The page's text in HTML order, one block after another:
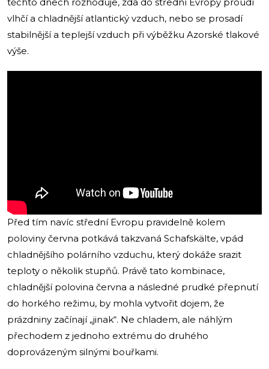
vlhčí a chladnější atlantický vzduch, nebo se prosadí
stabilnější a teplejší vzduch při výběžku Azorské tlakové
výše.
Před tím navíc střední Evropu pravidelně kolem
poloviny června potkává takzvaná Schafskälte, vpád
chladnějšího polárního vzduchu, který dokáže srazit
teploty o několik stupňů. Právě tato kombinace,
chladnější polovina června a následné prudké přepnutí
do horkého režimu, by mohla vytvořit dojem, že
prázdniny začínají „jinak“. Ne chladem, ale náhlým
přechodem z jednoho extrému do druhého
doprovázeným silnými bouřkami.